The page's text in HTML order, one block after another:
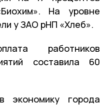
На уровне
у ЗАО рНП «Хлеб».
работников
составила 60
экономику города